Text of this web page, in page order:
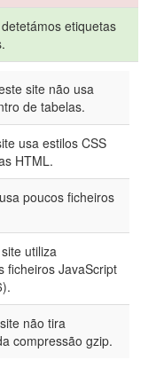
etiquetas
site não usa
de tabelas.
usa estilos CSS
HTML.
poucos ficheiros
utiliza
ficheiros JavaScript
não tira
compressão gzip.